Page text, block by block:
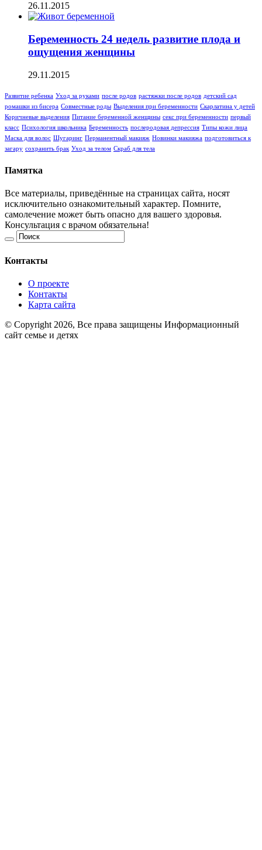
26.11.2015
Беременность 24 недель развитие плода и
ощущения женщины
29.11.2015
Развитие ребенка Уход за руками после родов растяжки после родов детский сад
ромашки из бисера Совместные роды Выделения при беременности Скарлатина у детей
Коричневые выделения Питание беременной женщины секс при беременности первый
класс Психология школьника Беременность послеродовая депрессия Типы кожи лица
Маска для волос Шугаринг Перманентный макияж Новинки макияжа подготовиться к
загару сохранить брак Уход за телом Скраб для тела
Памятка
Все материалы, приведённые на страницах сайта, носят
исключительно ознакомительный характер. Помните,
самолечение может быть опасно для вашего здоровья.
Консультация с врачом обязательна!
Контакты
О проекте
Контакты
Карта сайта
© Copyright 2026, Все права защищены Информационный
сайт семье и детях